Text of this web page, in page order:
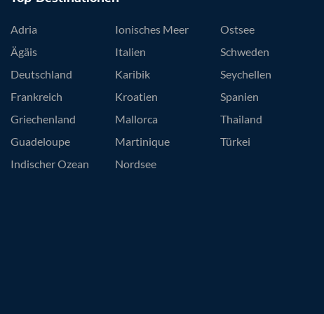
Adria
Ägäis
Deutschland
Frankreich
Griechenland
Guadeloupe
Indischer Ozean
Ionisches Meer
Italien
Karibik
Kroatien
Mallorca
Martinique
Nordsee
Ostsee
Schweden
Seychellen
Spanien
Thailand
Türkei